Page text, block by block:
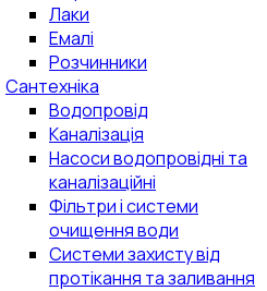
Лаки
Емалі
Розчинники
Сантехніка
Водопровід
Каналізація
Насоси водопровідні та
каналізаційні
Фільтри і системи
очищення води
Системи захисту від
протікання та заливання